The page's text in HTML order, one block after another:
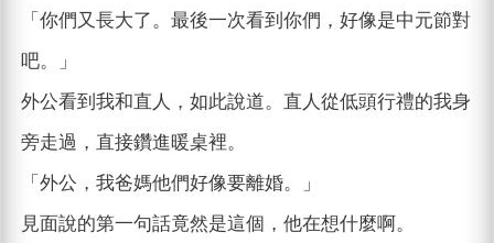
「你們又長大了。最後一次看到你們，好像是中元節對
吧。」
外公看到我和直人，如此說道。直人從低頭行禮的我身
旁走過，直接鑽進暖桌裡。
「外公，我爸媽他們好像要離婚。」
見面說的第一句話竟然是這個，他在想什麼啊。